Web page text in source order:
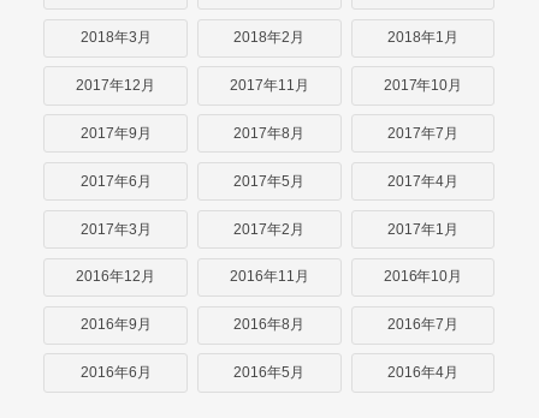
2018年3月 2018年2月 2018年1月
2017年12月 2017年11月 2017年10月
2017年9月 2017年8月 2017年7月
2017年6月 2017年5月 2017年4月
2017年3月 2017年2月 2017年1月
2016年12月 2016年11月 2016年10月
2016年9月 2016年8月 2016年7月
2016年6月 2016年5月 2016年4月